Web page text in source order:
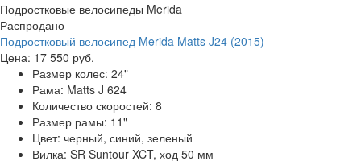
Подростковые велосипеды Merida
Распродано
Подростковый велосипед Merida Matts J24 (2015)
Цена: 17 550 руб.
Размер колес: 24"
Рама: Matts J 624
Количество скоростей: 8
Размер рамы: 11"
Цвет: черный, синий, зеленый
Вилка: SR Suntour XCT, ход 50 мм